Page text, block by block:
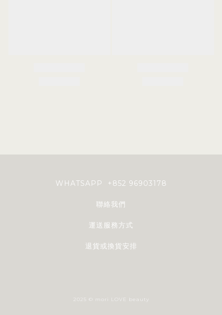
WHATSAPP +852 96903178
聯絡我們
運送服務方式
退貨或換貨安排
2025 © mori LOVE beauty